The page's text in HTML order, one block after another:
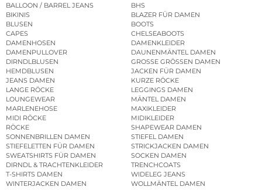
BALLOON / BARREL JEANS
BHS
BIKINIS
BLAZER FÜR DAMEN
BLUSEN
BOOTS
CAPES
CHELSEABOOTS
DAMENHOSEN
DAMENKLEIDER
DAMENPULLOVER
DAUNENMÄNTEL DAMEN
DIRNDLBLUSEN
GROSSE GRÖSSEN DAMEN
HEMDBLUSEN
JACKEN FÜR DAMEN
JEANS DAMEN
KURZE RÖCKE
LANGE RÖCKE
LEGGINGS DAMEN
LOUNGEWEAR
MÄNTEL DAMEN
MARLENEHOSE
MAXIKLEIDER
MIDI RÖCKE
MIDIKLEIDER
RÖCKE
SHAPEWEAR DAMEN
SONNENBRILLEN DAMEN
STIEFEL DAMEN
STIEFELETTEN FÜR DAMEN
STRICKJACKEN DAMEN
SWEATSHIRTS FÜR DAMEN
SOCKEN DAMEN
DIRNDL & TRACHTENKLEIDER
TRENCHCOATS
T-SHIRTS DAMEN
WIDELEG JEANS
WINTERJACKEN DAMEN
WOLLMÄNTEL DAMEN